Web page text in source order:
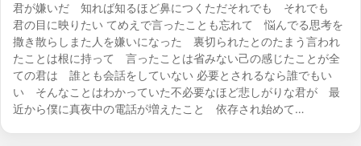
君が嫌いだ 知れば知るほど鼻につくただそれでも それでも
君の目に映りたい てめえで言ったことも忘れて 悩んでる思考を
撒き散らしまた人を嫌いになった 裏切られたとのたまう言われ
たことは根に持って 言ったことは省みない己の感じたことが全
ての君は 誰とも会話をしていない 必要とされるなら誰でもい
い そんなことはわかっていた不必要なほど悲しがりな君が 最
近から僕に真夜中の電話が増えたこと 依存され始めて…